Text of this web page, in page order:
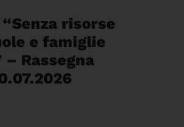
risorse
e famiglie
Rassegna